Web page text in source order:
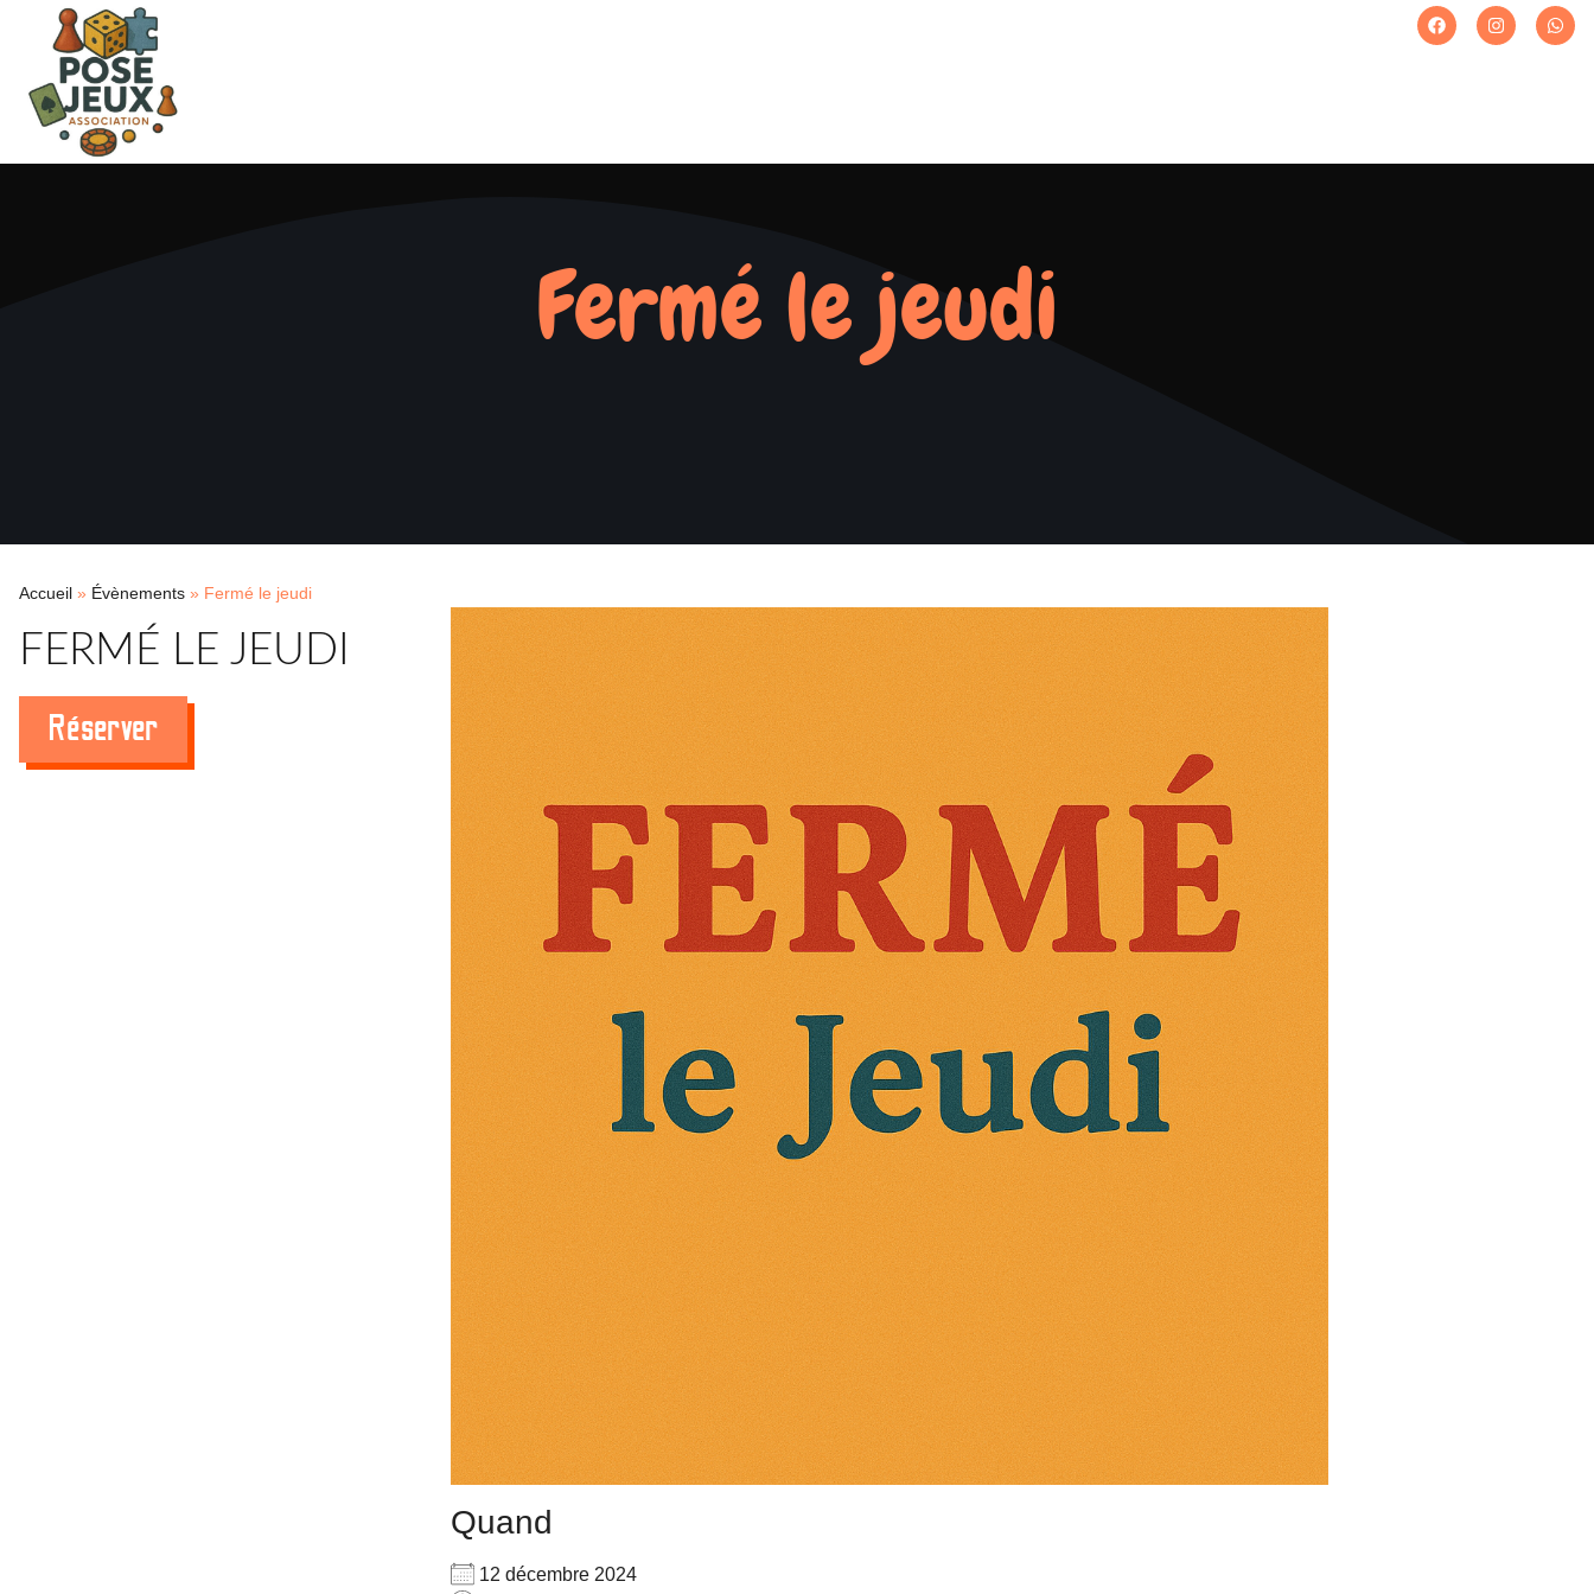
Fermé le jeudi
Accueil » Évènements » Fermé le jeudi
FERMÉ LE JEUDI
Réserver
Quand
12 décembre 2024